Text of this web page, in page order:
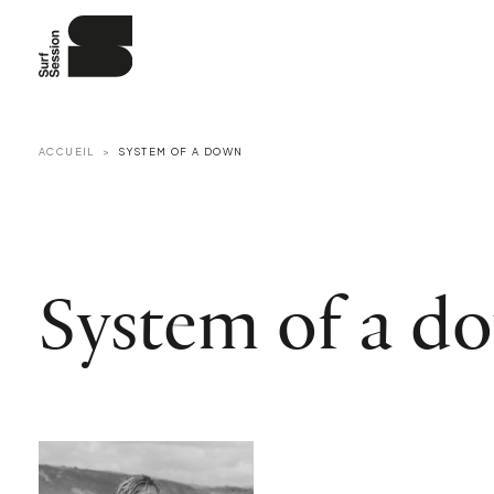
ACCUEIL SYSTEM OF A DOWN
System of a